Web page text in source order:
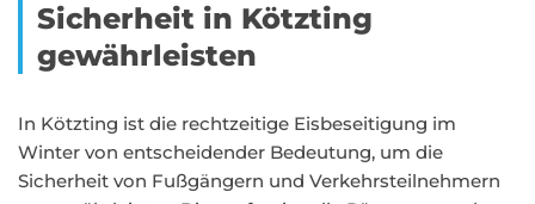
Sicherheit in Kötzting
gewährleisten
In Kötzting ist die rechtzeitige Eisbeseitigung im
Winter von entscheidender Bedeutung, um die
Sicherheit von Fußgängern und Verkehrsteilnehmern